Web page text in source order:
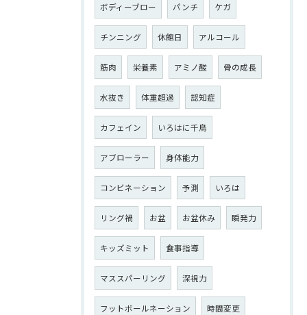
ボディーブロー パンチ ケガ
チンニング 休館日 アルコール
筋肉 栄養素 アミノ酸 骨の成長
水抜き 体重超過 認知症
カフェイン いろはに千鳥
アブローラー 身体能力
コンビネーション 予測 いろは
リング禍 お盆 お盆休み 瞬発力
キッズミット 食事指導
マススパーリング 深視力
フットボールネーション 時間変更